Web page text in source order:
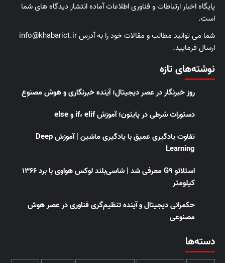
پایگاه اخبار ارتباطات و فناوری اطلاعات آماده انتشار دیدگاه های شما
است.
شما می توانید مطالب و مقالات خود را به آدرس info@khabarict.ir
ارسال فرمایید.
نوشته‌های تازه
روز خبرنگار در عصر دیجیتال؛ آینده خبرنگاری و هوش مصنوع
دستورات شرطی در پایتون؛ آموزش if، elif و else
تفاوت یادگیری عمیق با یادگیری ماشین | آموزش Deep
Learning
استلاتو G9 معرفی شد | شاسی‌بلند لوکس هواوی با برد ۱۳۶۶
کیلومتر
حکمرانی دیجیتال و آینده تنظیم‌گری فناوری در عصر هوش
مصنوعی
دسته‌ها